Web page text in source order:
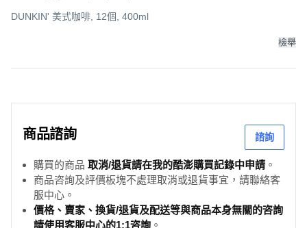
DUNKIN' 美式咖啡, 12個, 400ml
檢舉
商品諮詢 諮詢
購買的商品 取消/退貨請在我的酷澎購買記錄中申請 。
商品咨詢及評價板塊不處理取消或退貨事宜，請聯絡客
服中心。
價格、賣家、換貨/退貨及配送等與商品本身無關的咨詢
請使用客服中心的1:1咨詢 。